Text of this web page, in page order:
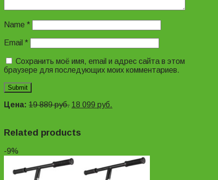
Name *
Email *
Сохранить моё имя, email и адрес сайта в этом
браузере для последующих моих комментариев.
Цена: 19 889руб. 18 099 руб.
Related products
-9%